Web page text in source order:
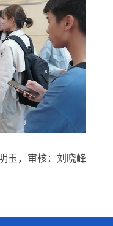
玉，审核：刘晓峰